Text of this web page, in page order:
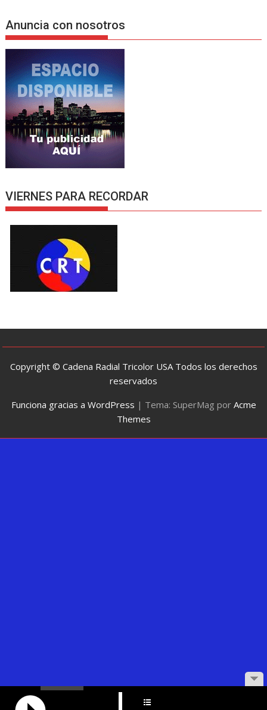
Anuncia con nosotros
VIERNES PARA RECORDAR
Copyright © Cadena Radial Tricolor USA Todos los derechos
reservados
Funciona gracias a WordPress | Tema: SuperMag por Acme
Themes